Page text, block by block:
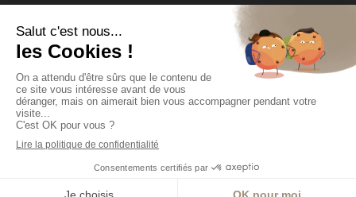
HORAIRE DE LA BOULANGERIE
Vendredi : 15h00-19h00
Samedi : 8h30-13h00
Dimanche : 8h30-13h00